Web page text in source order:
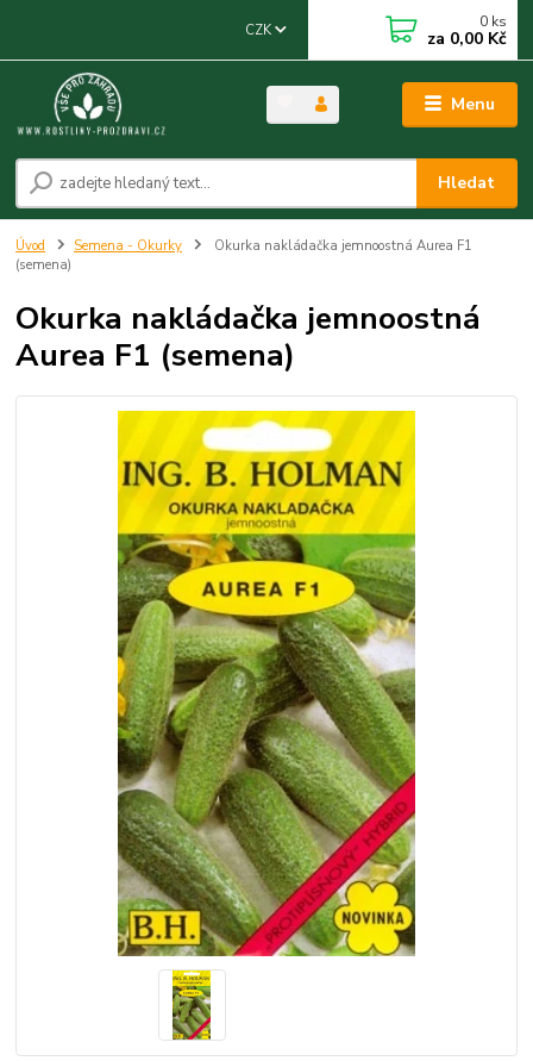
Menu
CZK
Hledat
0 ks
za 0,00 Kč
Úvod Semena - Okurky
Okurka nakládačka jemnoostná Aurea F1
(semena)
Okurka nakládačka jemnoostná
Aurea F1 (semena)